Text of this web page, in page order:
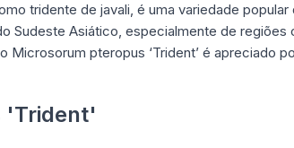
tridente de javali, é uma variedade popular
Sudeste Asiático, especialmente de regiões
pteropus ‘Trident’ é apreciado
'Trident'